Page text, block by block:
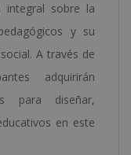
integral sobre la
y su
A través de
adquirirán
para diseñar,
en este